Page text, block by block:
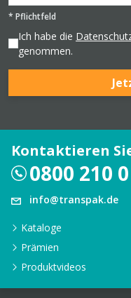
* Pflichtfeld
Ich habe die
genommen.
Kontaktieren
0800 210
info@transpak.de
Kataloge
Prämien
Produktvideos